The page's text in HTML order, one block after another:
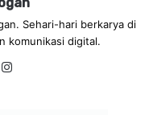
Sehari-hari berkarya di
komunikasi digital.
Yo